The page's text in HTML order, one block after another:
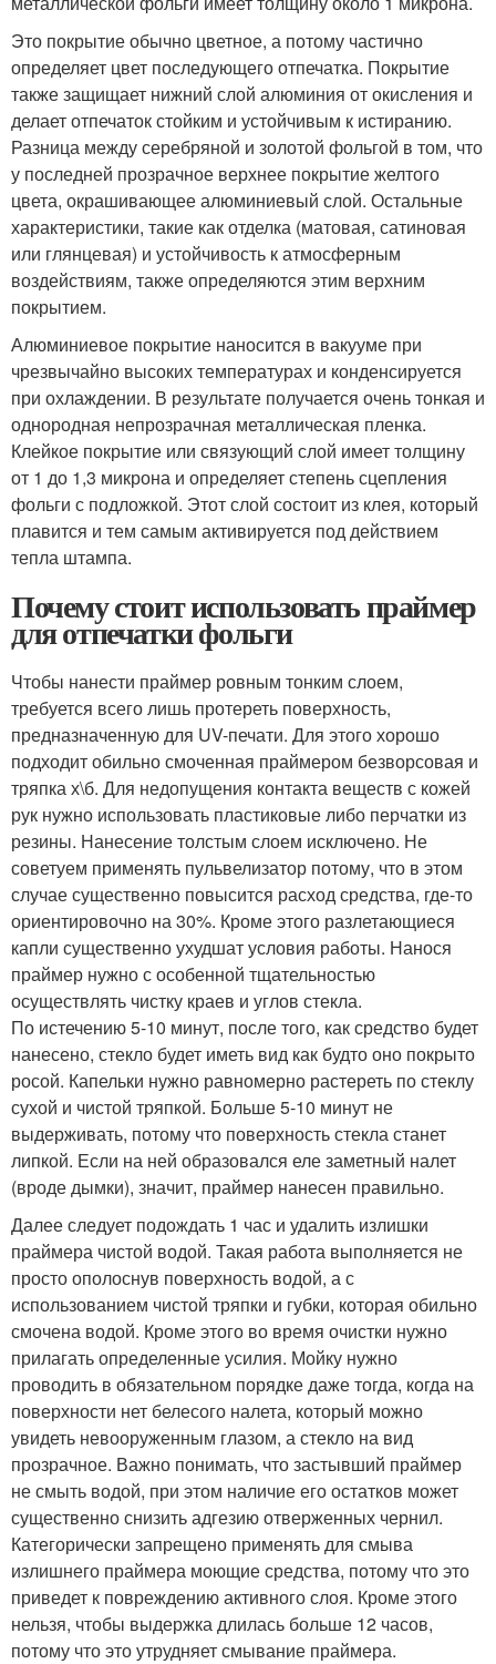
Это покрытие обычно цветное, а потому частично
определяет цвет последующего отпечатка. Покрытие
также защищает нижний слой алюминия от окисления и
делает отпечаток стойким и устойчивым к истиранию.
Разница между серебряной и золотой фольгой в том, что
у последней прозрачное верхнее покрытие желтого
цвета, окрашивающее алюминиевый слой. Остальные
характеристики, такие как отделка (матовая, сатиновая
или глянцевая) и устойчивость к атмосферным
воздействиям, также определяются этим верхним
покрытием.
Алюминиевое покрытие наносится в вакууме при
чрезвычайно высоких температурах и конденсируется
при охлаждении. В результате получается очень тонкая и
однородная непрозрачная металлическая пленка.
Клейкое покрытие или связующий слой имеет толщину
от 1 до 1,3 микрона и определяет степень сцепления
фольги с подложкой. Этот слой состоит из клея, который
плавится и тем самым активируется под действием
тепла штампа.
Почему стоит использовать праймер
для отпечатки фольги
Чтобы нанести праймер ровным тонким слоем,
требуется всего лишь протереть поверхность,
предназначенную для UV-печати. Для этого хорошо
подходит обильно смоченная праймером безворсовая и
тряпка х\б. Для недопущения контакта веществ с кожей
рук нужно использовать пластиковые либо перчатки из
резины. Нанесение толстым слоем исключено. Не
советуем применять пульвелизатор потому, что в этом
случае существенно повысится расход средства, где-то
ориентировочно на 30%. Кроме этого разлетающиеся
капли существенно ухудшат условия работы. Нанося
праймер нужно с особенной тщательностью
осуществлять чистку краев и углов стекла.
По истечению 5-10 минут, после того, как средство будет
нанесено, стекло будет иметь вид как будто оно покрыто
росой. Капельки нужно равномерно растереть по стеклу
сухой и чистой тряпкой. Больше 5-10 минут не
выдерживать, потому что поверхность стекла станет
липкой. Если на ней образовался еле заметный налет
(вроде дымки), значит, праймер нанесен правильно.
Далее следует подождать 1 час и удалить излишки
праймера чистой водой. Такая работа выполняется не
просто ополоснув поверхность водой, а с
использованием чистой тряпки и губки, которая обильно
смочена водой. Кроме этого во время очистки нужно
прилагать определенные усилия. Мойку нужно
проводить в обязательном порядке даже тогда, когда на
поверхности нет белесого налета, который можно
увидеть невооруженным глазом, а стекло на вид
прозрачное. Важно понимать, что застывший праймер
не смыть водой, при этом наличие его остатков может
существенно снизить адгезию отверженных чернил.
Категорически запрещено применять для смыва
излишнего праймера моющие средства, потому что это
приведет к повреждению активного слоя. Кроме этого
нельзя, чтобы выдержка длилась больше 12 часов,
потому что это утрудняет смывание праймера.